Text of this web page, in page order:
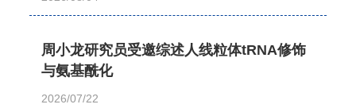
周小龙研究员受邀综述人线粒体tRNA修饰
与氨基酰化
2026/07/22